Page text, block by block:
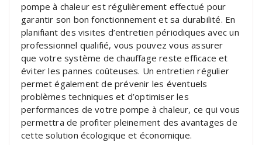
pompe à chaleur est régulièrement effectué pour
garantir son bon fonctionnement et sa durabilité. En
planifiant des visites d’entretien périodiques avec un
professionnel qualifié, vous pouvez vous assurer
que votre système de chauffage reste efficace et
éviter les pannes coûteuses. Un entretien régulier
permet également de prévenir les éventuels
problèmes techniques et d’optimiser les
performances de votre pompe à chaleur, ce qui vous
permettra de profiter pleinement des avantages de
cette solution écologique et économique.